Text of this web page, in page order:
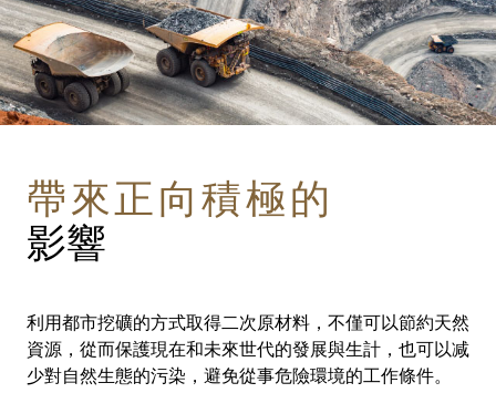
帶來正向積極的
影響
利用都市挖礦的方式取得二次原材料，不僅可以節約天然
資源，從而保護現在和未來世代的發展與生計，也可以减
少對自然生態的污染，避免從事危險環境的工作條件。